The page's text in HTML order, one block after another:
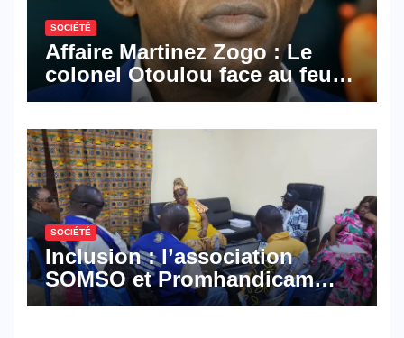
SOCIÉTÉ
Affaire Martinez Zogo : Le
colonel Otoulou face au feu
croisé des avocats de la
SOCIÉTÉ
Inclusion : l’association
SOMSO et Promhandicam
militent en faveur d’une